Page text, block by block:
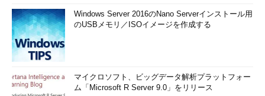
Windows Server 2016のNano Serverインストール用
のUSBメモリ／ISOイメージを作成する
マイクロソフト、ビッグデータ解析プラットフォー
ム「Microsoft R Server 9.0」をリリース